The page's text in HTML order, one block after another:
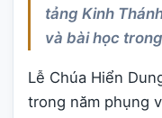
tảng Kinh
và bài học
Lễ Chúa Hiển
trong năm phụng